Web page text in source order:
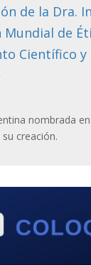
de la Dra.
Mundial de
Científico y
nombrada
creación.